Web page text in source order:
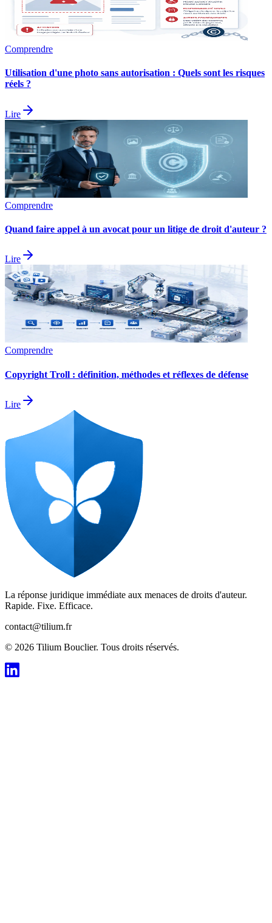
Comprendre
Utilisation d'une photo sans autorisation : Quels sont les risques
réels ?
Lire
Comprendre
Quand faire appel à un avocat pour un litige de droit d'auteur ?
Lire
Comprendre
Copyright Troll : définition, méthodes et réflexes de défense
Lire
La réponse juridique immédiate aux menaces de droits d'auteur.
Rapide. Fixe. Efficace.
contact@tilium.fr
© 2026 Tilium Bouclier. Tous droits réservés.